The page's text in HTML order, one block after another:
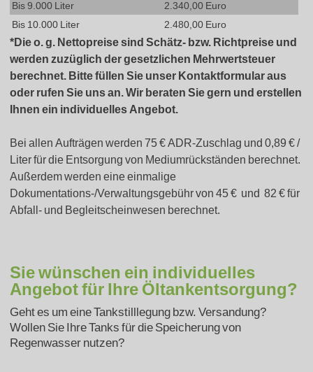
Bis 9.000 Liter
2.340,00 Euro
Bis 10.000 Liter
2.480,00 Euro
*Die o. g. Nettopreise sind Schätz- bzw. Richtpreise und
werden zuzüglich der gesetzlichen Mehrwertsteuer
berechnet. Bitte füllen Sie unser Kontaktformular aus
oder rufen Sie uns an. Wir beraten Sie gern und erstellen
Ihnen ein individuelles Angebot.
Bei allen Aufträgen werden 75 € ADR-Zuschlag und 0,89 € /
Liter für die Entsorgung von Mediumrückständen berechnet.
Außerdem werden eine einmalige
Dokumentations-/Verwaltungsgebühr von 45 € und 82 € für
Abfall- und Begleitscheinwesen berechnet.
Sie wünschen ein individuelles
Angebot für Ihre Öltankentsorgung?
Geht es um eine Tankstilllegung bzw. Versandung?
Wollen Sie Ihre Tanks für die Speicherung von
Regenwasser nutzen?